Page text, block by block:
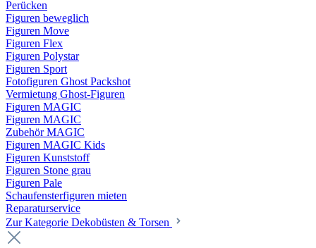
Perücken
Figuren beweglich
Figuren Move
Figuren Flex
Figuren Polystar
Figuren Sport
Fotofiguren Ghost Packshot
Vermietung Ghost-Figuren
Figuren MAGIC
Figuren MAGIC
Zubehör MAGIC
Figuren MAGIC Kids
Figuren Kunststoff
Figuren Stone grau
Figuren Pale
Schaufensterfiguren mieten
Reparaturservice
Zur Kategorie Dekobüsten & Torsen